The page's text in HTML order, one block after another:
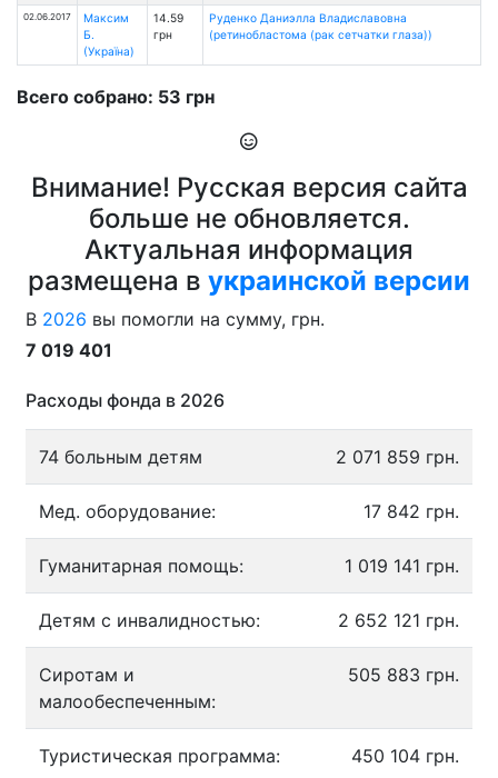
02.06.2017
Максим
Б.
(Україна)
14.59
грн
Руденко Даниэлла Владиславовна
(ретинобластома (рак сетчатки глаза))
Всего собрано: 53 грн
Внимание! Русская версия сайта
больше не обновляется.
Актуальная информация
размещена в украинской версии
В 2026 вы помогли на сумму, грн.
7 019 401
Расходы фонда в 2026
74 больным детям 2 071 859 грн.
Мед. оборудование: 17 842 грн.
Гуманитарная помощь: 1 019 141 грн.
Детям с инвалидностью: 2 652 121 грн.
Сиротам и
малообеспеченным:
505 883 грн.
Туристическая программа: 450 104 грн.